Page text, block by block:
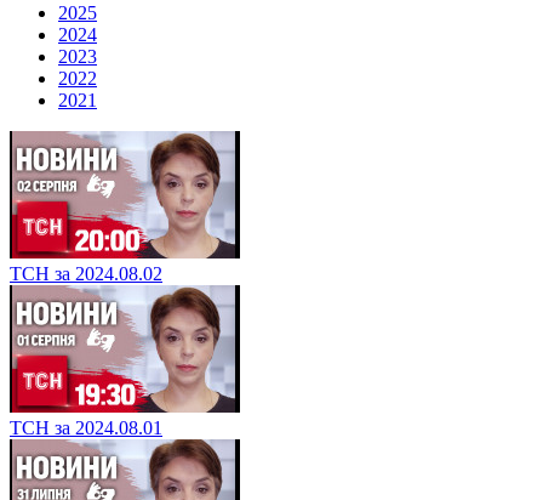
2025
2024
2023
2022
2021
ТСН за 2024.08.02
ТСН за 2024.08.01